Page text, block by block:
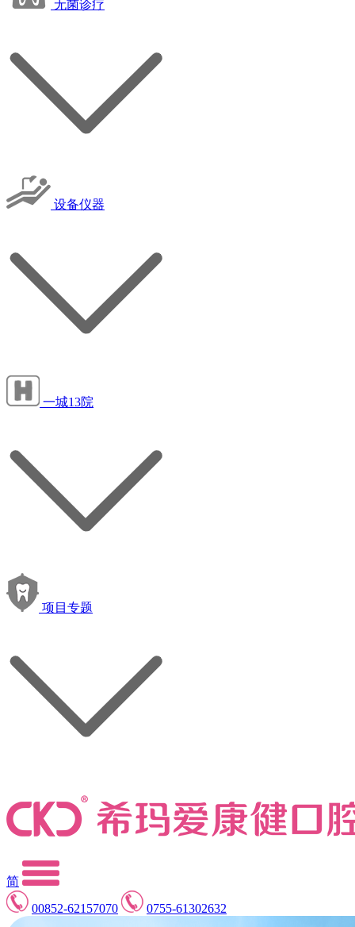
无菌诊疗
设备仪器
一城13院
项目专题
简
00852-62157070
0755-61302632